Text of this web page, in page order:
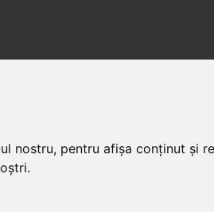
nostru, pentru afișa conținut și